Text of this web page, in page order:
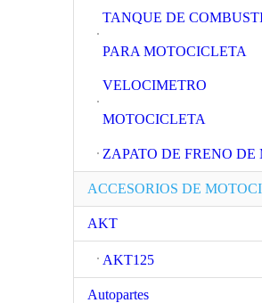
TANQUE DE
PARA MOTOCICLETA
VELOCIMETRO
MOTOCICLETA
ZAPATO DE FRENO DE
ACCESORIOS DE
AKT
AKT125
Autopartes